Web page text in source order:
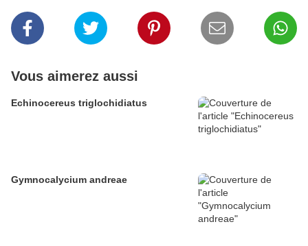
Vous aimerez aussi
Echinocereus triglochidiatus
Gymnocalycium andreae